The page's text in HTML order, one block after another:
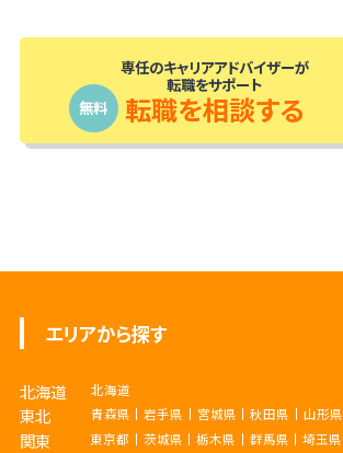
専任のキャリアアドバイザーが
転職をサポート
無料
転職を相談する
エリアから探す
北海道 北海道
東北 青森県 岩手県 宮城県 秋田県 山形県
関東 東京都 茨城県 栃木県 群馬県 埼玉県